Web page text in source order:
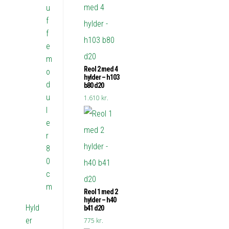
Reol 2 med 4
hylder – h103
b80 d20
1.610 kr.
Reol 1 med 2
hylder – h40
b41 d20
775 kr.
u
f
f
e
m
o
d
u
l
e
r
8
0
c
m
Hyld
er